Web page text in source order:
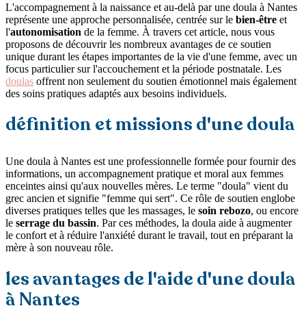
L'accompagnement à la naissance et au-delà par une doula à Nantes
représente une approche personnalisée, centrée sur le bien-être et
l'autonomisation de la femme. À travers cet article, nous vous
proposons de découvrir les nombreux avantages de ce soutien
unique durant les étapes importantes de la vie d'une femme, avec un
focus particulier sur l'accouchement et la période postnatale. Les
doulas offrent non seulement du soutien émotionnel mais également
des soins pratiques adaptés aux besoins individuels.
définition et missions d'une doula
Une doula à Nantes est une professionnelle formée pour fournir des
informations, un accompagnement pratique et moral aux femmes
enceintes ainsi qu'aux nouvelles mères. Le terme "doula" vient du
grec ancien et signifie "femme qui sert". Ce rôle de soutien englobe
diverses pratiques telles que les massages, le soin rebozo, ou encore
le serrage du bassin. Par ces méthodes, la doula aide à augmenter
le confort et à réduire l'anxiété durant le travail, tout en préparant la
mère à son nouveau rôle.
les avantages de l'aide d'une doula
à Nantes